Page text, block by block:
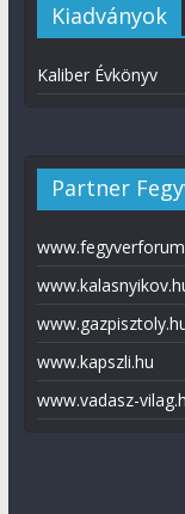
Kiadványok
Kaliber Évkönyv
Partner
www.kapszli.hu
www.vadasz-